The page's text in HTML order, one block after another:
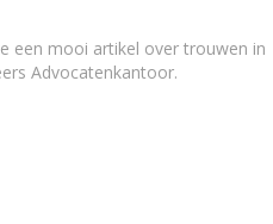
een mooi artikel over trouwen in
Advocatenkantoor.